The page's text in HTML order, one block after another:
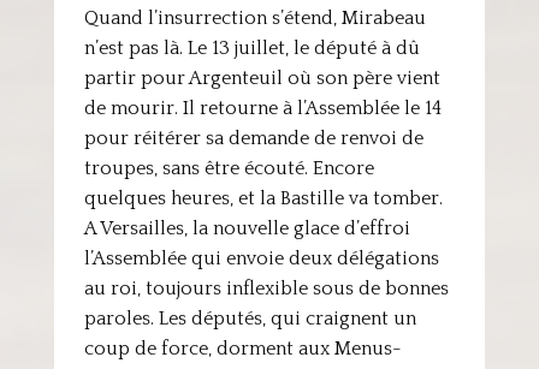
Quand l’insurrection s’étend, Mirabeau
n’est pas là. Le 13 juillet, le député à dû
partir pour Argenteuil où son père vient
de mourir. Il retourne à l’Assemblée le 14
pour réitérer sa demande de renvoi de
troupes, sans être écouté. Encore
quelques heures, et la Bastille va tomber.
A Versailles, la nouvelle glace d’effroi
l’Assemblée qui envoie deux délégations
au roi, toujours inflexible sous de bonnes
paroles. Les députés, qui craignent un
coup de force, dorment aux Menus-